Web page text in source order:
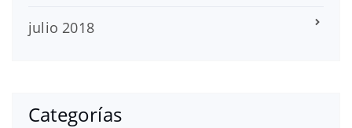
julio 2018
Categorías